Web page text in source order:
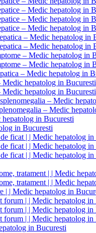
– Medic hepatolog in
– Medic hepatolog in
– Medic hepatolog in
– Medic hepatolog in
– Medic hepatolog in
– Medic hepatolog in
– Medic hepatolog in
– Medic hepatolog in
Medic hepatolog in Bucuresti
Medic hepatolog in Bucuresti
– Medic
– Medic
hepatolog in Bucuresti
in Bucuresti
ficat | | Medic hepatolog in
ficat | | Medic hepatolog in
ficat | | Medic hepatolog in
tratament | | Medic
tratament | | Medic
| | Medic hepatolog in
forum | | Medic hepatolog in
forum | | Medic hepatolog in
forum | | Medic hepatolog in
in Bucuresti